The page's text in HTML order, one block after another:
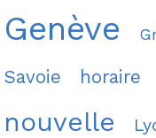
Genève
Savoie horaire
nouvelle